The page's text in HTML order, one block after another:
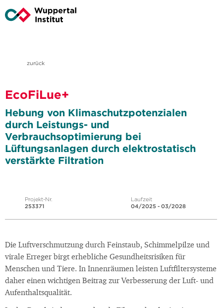
zurück
EcoFiLue+
Hebung von Klimaschutzpotenzialen
durch Leistungs- und
Verbrauchsoptimierung bei
Lüftungsanlagen durch elektrostatisch
verstärkte Filtration
Projekt-Nr.
253371
Laufzeit
04/2025 - 03/2028
Die Luftverschmutzung durch Feinstaub, Schimmelpilze und
virale Erreger birgt erhebliche Gesundheitsrisiken für
Menschen und Tiere. In Innenräumen leisten Luftfiltersysteme
daher einen wichtigen Beitrag zur Verbesserung der Luft- und
Aufenthaltsqualität.